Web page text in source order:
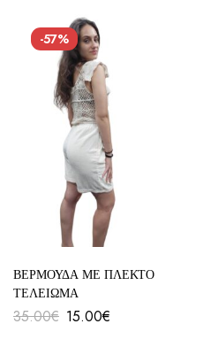
-57%
ΒΕΡΜΟΥΔΑ ΜΕ ΠΛΕΚΤΟ
ΤΕΛΕΙΩΜΑ
35.00€ 15.00€